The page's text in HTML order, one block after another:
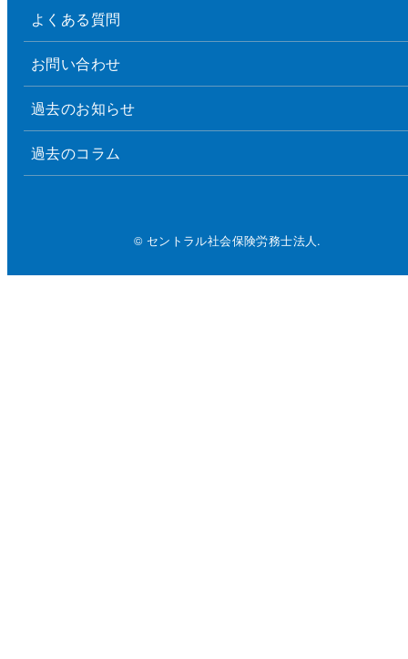
よくある質問
お問い合わせ
過去のお知らせ
過去のコラム
© セントラル社会保険労務士法人.